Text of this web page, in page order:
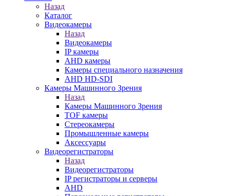
Назад
Каталог
Видеокамеры
Назад
Видеокамеры
IP камеры
AHD камеры
Камеры специального назначения
AHD HD-SDI
Камеры Машинного Зрения
Назад
Камеры Машинного Зрения
TOF камеры
Стереокамеры
Промышленные камеры
Аксессуары
Видеорегистраторы
Назад
Видеорегистраторы
IP регистраторы и серверы
AHD